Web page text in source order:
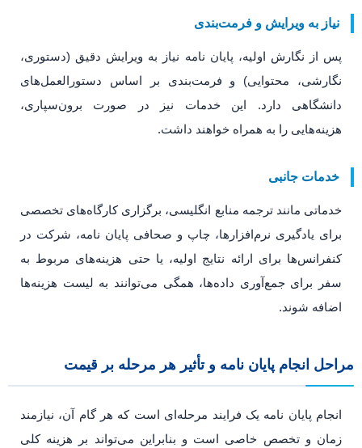
نیاز به ویرایش و فرمت‌بندی
پس از نگارش اولیه، پایان نامه نیاز به ویرایش دقیق (دستوری،
نگارشی، محتوایی) و فرمت‌بندی بر اساس دستورالعمل‌های
دانشگاهی دارد. این خدمات نیز در صورت برون‌سپاری،
هزینه‌هایی را به همراه خواهند داشت.
خدمات جانبی
خدماتی مانند ترجمه منابع انگلیسی، برگزاری کارگاه‌های تخصصی
برای یادگیری نرم‌افزارها، چاپ و صحافی پایان نامه، شرکت در
کنفرانس‌ها برای ارائه نتایج اولیه، یا حتی هزینه‌های مربوط به
سفر برای جمع‌آوری داده‌ها، همگی می‌توانند به لیست هزینه‌ها
اضافه شوند.
مراحل انجام پایان نامه و تأثیر هر مرحله بر قیمت
انجام پایان نامه یک فرایند مرحله‌ای است که هر گام آن، نیازمند
زمان و تخصص خاصی است و بنابراین می‌تواند بر هزینه کلی